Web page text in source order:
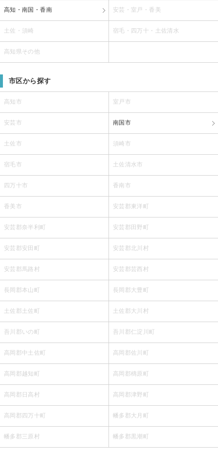
高知・南国・香南 安芸・室戸・香美
土佐・須崎 宿毛・四万十・土佐清水
高知県その他
市区から探す
高知市 室戸市
安芸市 南国市
土佐市 須崎市
宿毛市 土佐清水市
四万十市 香南市
香美市 安芸郡東洋町
安芸郡奈半利町 安芸郡田野町
安芸郡安田町 安芸郡北川村
安芸郡馬路村 安芸郡芸西村
長岡郡本山町 長岡郡大豊町
土佐郡土佐町 土佐郡大川村
吾川郡いの町 吾川郡仁淀川町
高岡郡中土佐町 高岡郡佐川町
高岡郡越知町 高岡郡檮原町
高岡郡日高村 高岡郡津野町
高岡郡四万十町 幡多郡大月町
幡多郡三原村 幡多郡黒潮町